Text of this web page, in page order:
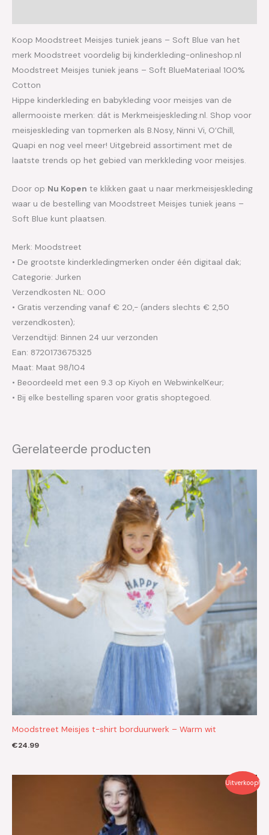
Koop Moodstreet Meisjes tuniek jeans – Soft Blue van het
merk Moodstreet voordelig bij kinderkleding-onlineshop.nl
Moodstreet Meisjes tuniek jeans – Soft BlueMateriaal 100%
Cotton
Hippe kinderkleding en babykleding voor meisjes van de
allermooiste merken: dát is Merkmeisjeskleding.nl. Shop voor
meisjeskleding van topmerken als B.Nosy, Ninni Vi, O’Chill,
Quapi en nog veel meer! Uitgebreid assortiment met de
laatste trends op het gebied van merkkleding voor meisjes.
Door op Nu Kopen te klikken gaat u naar merkmeisjeskleding
waar u de bestelling van Moodstreet Meisjes tuniek jeans –
Soft Blue kunt plaatsen.
Merk: Moodstreet
• De grootste kinderkledingmerken onder één digitaal dak;
Categorie: Jurken
Verzendkosten NL: 0.00
• Gratis verzending vanaf € 20,- (anders slechts € 2,50
verzendkosten);
Verzendtijd: Binnen 24 uur verzonden
Ean: 8720173675325
Maat: Maat 98/104
• Beoordeeld met een 9.3 op Kiyoh en WebwinkelKeur;
• Bij elke bestelling sparen voor gratis shoptegoed.
Gerelateerde producten
Moodstreet Meisjes t-shirt borduurwerk – Warm wit
€24.99
Uitverkoop!